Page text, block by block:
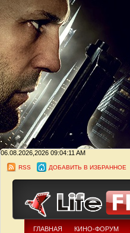
06.08.2026,2026 09:04:12 AM
RSS ДОБАВИТЬ В ИЗБРАННОЕ
ГЛАВНАЯ КИНО-ФОРУМ